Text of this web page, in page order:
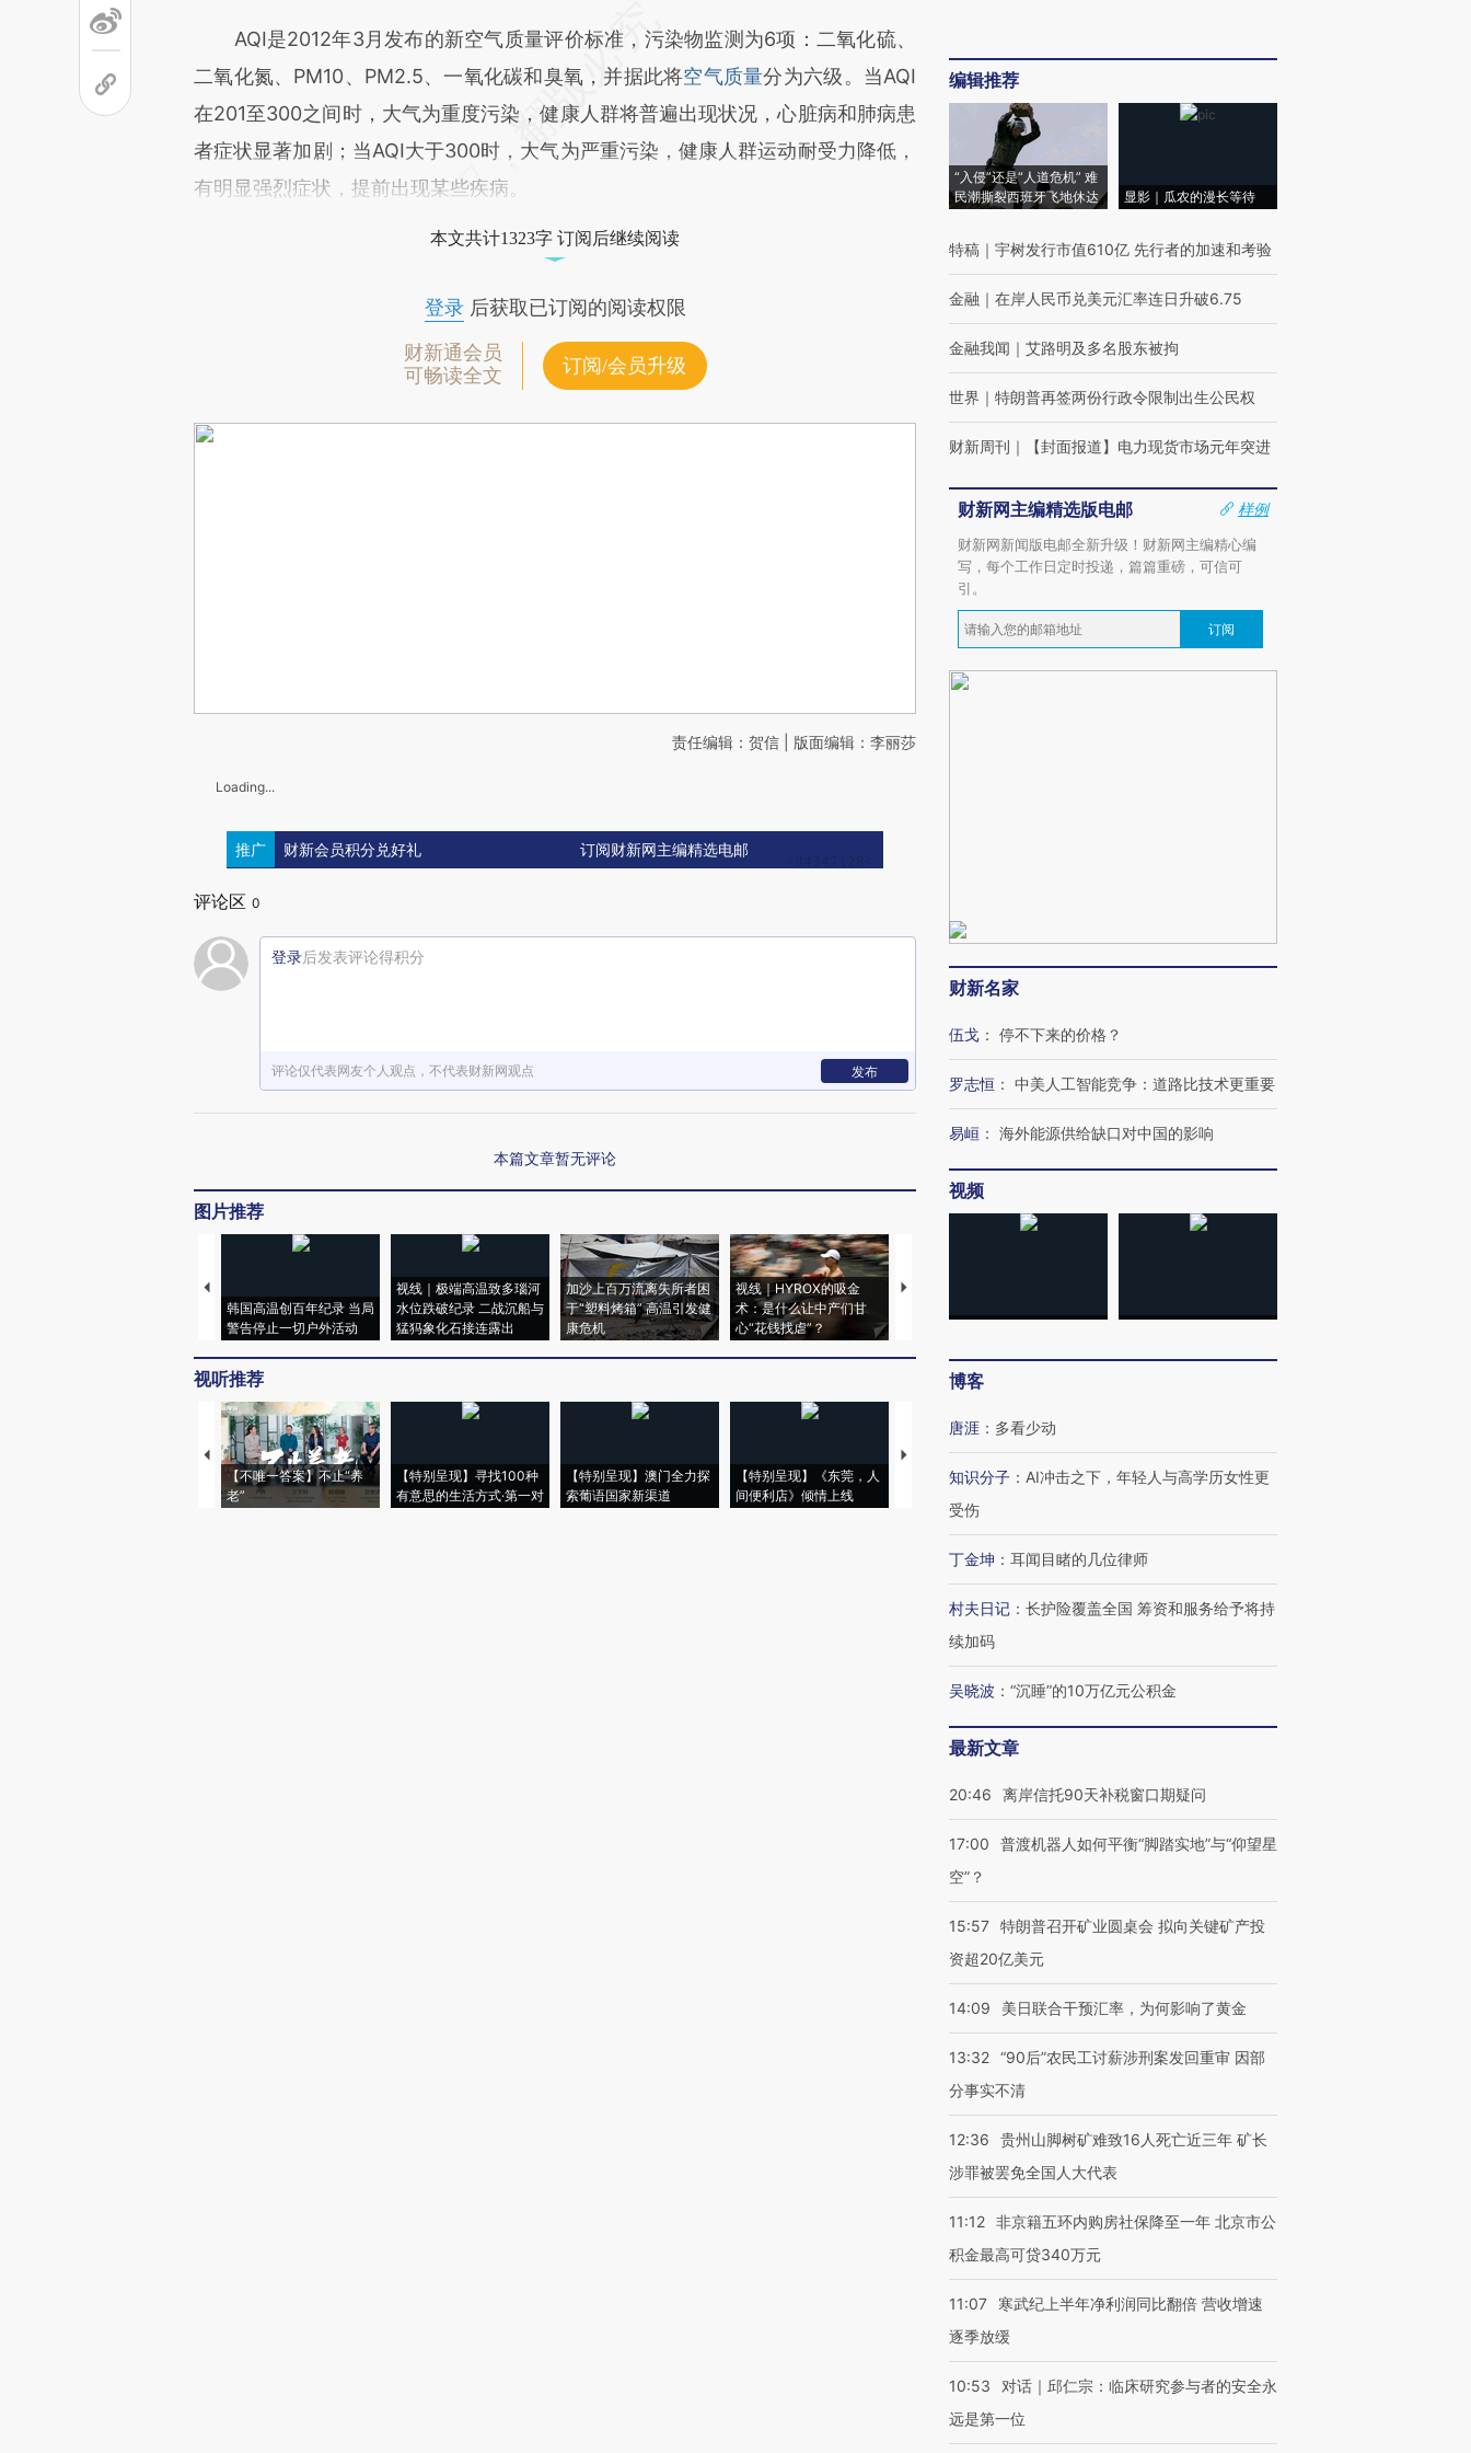
AQI是2012年3月发布的新空气质量评价标准，污染物监测为6项：二氧化硫、
二氧化氮、PM10、PM2.5、一氧化碳和臭氧，并据此将空气质量分为六级。当AQI
在201至300之间时，大气为重度污染，健康人群将普遍出现状况，心脏病和肺病患
者症状显著加剧；当AQI大于300时，大气为严重污染，健康人群运动耐受力降低，
有明显强烈症状，提前出现某些疾病。
本文共计1323字 订阅后继续阅读
登录后获取已订阅的阅读权限
财新通会员
可畅读全文
订阅/会员升级
责任编辑：贺信 | 版面编辑：李丽莎
Loading...
推广 财新会员积分兑好礼 订阅财新网主编精选电邮
评论区 0
登录后发表评论得积分
评论仅代表网友个人观点，不代表财新网观点 发布
本篇文章暂无评论
图片推荐
韩国高温创百年纪录 当局
警告停止一切户外活动
视线｜极端高温致多瑙河
水位跌破纪录 二战沉船与
猛犸象化石接连露出
加沙上百万流离失所者困
于“塑料烤箱” 高温引发健
康危机
视线｜HYROX的吸金
术：是什么让中产们甘
心“花钱找虐”？
马航飞行员跨国走私7万
视听推荐
【不唯一答案】不止“养
老”
【特别呈现】寻找100种
有意思的生活方式·第一对
【特别呈现】澳门全力探
索葡语国家新渠道
【特别呈现】《东莞，人
间便利店》倾情上线
【推广】走进第四届链博
会，让数智科技“链”接产
【特别呈现】寻找100种
【商旅对话】华住集团
CFO：不靠规模取胜，华
编辑推荐
“入侵”还是“人道危机” 难
民潮撕裂西班牙飞地休达
显影｜瓜农的漫长等待
特稿 ｜ 宇树发行市值610亿 先行者的加速和考验
金融 ｜ 在岸人民币兑美元汇率连日升破6.75
金融我闻 ｜ 艾路明及多名股东被拘
世界 ｜ 特朗普再签两份行政令限制出生公民权
财新周刊 ｜ 【封面报道】电力现货市场元年突进
财新网主编精选版电邮
样例
财新网新闻版电邮全新升级！财新网主编精心编
写，每个工作日定时投递，篇篇重磅，可信可
引。
订阅
财新名家
伍戈 ： 停不下来的价格？
罗志恒 ： 中美人工智能竞争：道路比技术更重要
易峘 ： 海外能源供给缺口对中国的影响
视频
博客
唐涯 ： 多看少动
知识分子 ： AI冲击之下，年轻人与高学历女性更
受伤
丁金坤 ： 耳闻目睹的几位律师
村夫日记 ： 长护险覆盖全国 筹资和服务给予将持
续加码
吴晓波 ： “沉睡”的10万亿元公积金
最新文章
20:46 离岸信托90天补税窗口期疑问
17:00
普渡机器人如何平衡“脚踏实地”与“仰望星
空”？
15:57 特朗普召开矿业圆桌会 拟向关键矿产投
资超20亿美元
14:09 美日联合干预汇率，为何影响了黄金
13:32 “90后”农民工讨薪涉刑案发回重审 因部
分事实不清
12:36
贵州山脚树矿难致16人死亡近三年 矿长
涉罪被罢免全国人大代表
11:12 非京籍五环内购房社保降至一年 北京市公
积金最高可贷340万元
11:07
寒武纪上半年净利润同比翻倍 营收增速
逐季放缓
10:53
对话｜邱仁宗：临床研究参与者的安全永
远是第一位